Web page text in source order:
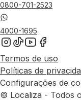
0800-701-2523
4000-1695
Termos de uso
Políticas de
Configurações de
© Localiza - Todos